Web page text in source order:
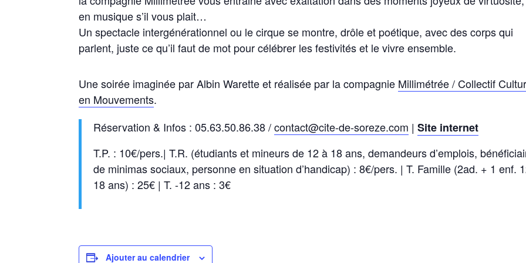
en musique s’il vous plait…
Un spectacle intergénérationnel ou le cirque se montre, drôle et poétique, avec des corps qui
parlent, juste ce qu’il faut de mot pour célébrer les festivités et le vivre ensemble.
Une soirée imaginée par Albin Warette et réalisée par la compagnie Millimétrée / Collectif
en Mouvements.
Réservation & Infos : 05.63.50.86.38 /contact@cite-de-soreze.com |Site internet
T.P. : 10€/pers.| T.R. (étudiants et mineurs de 12 à 18 ans, demandeurs d’emplois,
de minimas sociaux, personne en situation d’handicap) : 8€/pers. | T. Famille (2ad. + 1 enf.
18 ans) : 25€ | T. -12 ans : 3€
Ajouter au calendrier